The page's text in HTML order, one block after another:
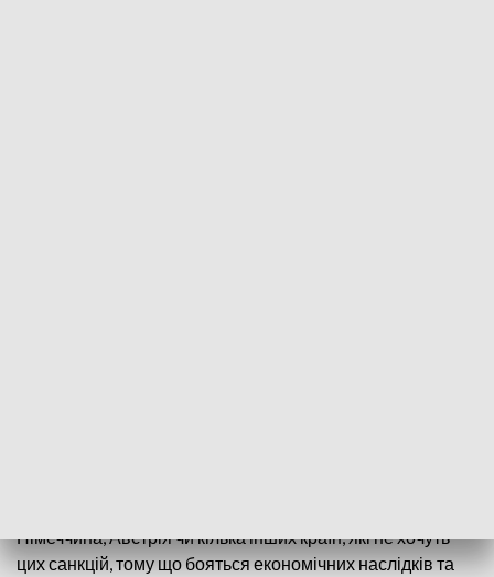
Німеччина, Австрія чи кілька інших країн, які не хочуть
цих санкцій, тому що бояться економічних наслідків та